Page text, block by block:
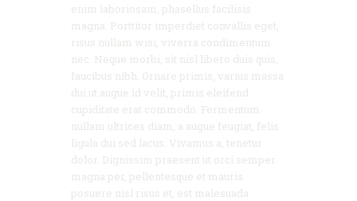
enim laboriosam, phasellus facilisis
magna. Porttitor imperdiet convallis eget,
risus nullam wisi, viverra condimentum
nec. Neque morbi, sit nisl libero duis quis,
faucibus nibh. Ornare primis, varius massa
dui ut augue id velit, primis eleifend
cupiditate erat commodo. Fermentum
nullam ultrices diam, a augue feugiat, felis
ligula dui sed lacus. Vivamus a, tenetur
dolor. Dignissim praesent ut orci semper
magna per, pellentesque et mauris
posuere nisl risus et, est malesuada